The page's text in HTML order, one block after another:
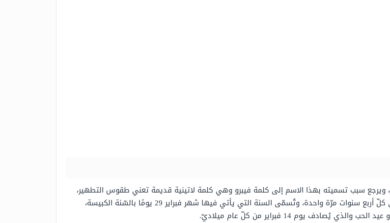
ويرجع سبب تسميته بهذا الاسم إلى كلمة فيبرو وهي كلمة لاتينية قديمة تعني طقوس التطهير،
وجدير بالذّكر إنَّ شهر فبراير يتألف من 28 يومًا ويأتي 29 يومًا في كلّ أربع سنوات مرّة واحدة، وتُسمّى السنة التي يأتي فيها شهر فبراير 29 يومًا بالسّنة الكبيسة،
يوم 14 فبراير من كلّ عام ميلاديّ.